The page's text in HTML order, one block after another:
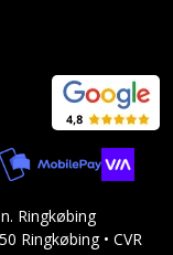
Ringkøbing
Ringkøbing • CVR